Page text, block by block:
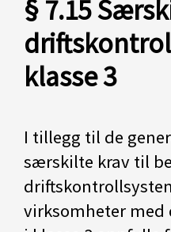
§ 7.15
klasse 3
I tillegg til de
særskilte krav til
virksomheter